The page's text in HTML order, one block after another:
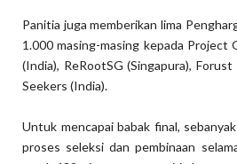
Panitia juga memberikan lima
1.000 masing-masing kepada Project
(India), ReRootSG (Singapura),
Seekers (India).
Untuk mencapai babak final,
proses seleksi dan pembinaan